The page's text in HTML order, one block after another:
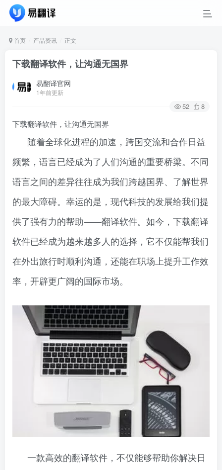
首页 产品资讯 正文
下载翻译软件，让沟通无国界
易翻译官网
1年前更新
52 8
下载翻译软件，让沟通无国界
随着全球化进程的加速，跨国交流和合作日益
频繁，语言已经成为了人们沟通的重要桥梁。不同
语言之间的差异往往成为我们跨越国界、了解世界
的最大障碍。幸运的是，现代科技的发展给我们提
供了强有力的帮助——翻译软件。如今，下载翻译
软件已经成为越来越多人的选择，它不仅能帮我们
在外出旅行时顺利沟通，还能在职场上提升工作效
率，开辟更广阔的国际市场。
一款高效的翻译软件，不仅能够帮助你解决日